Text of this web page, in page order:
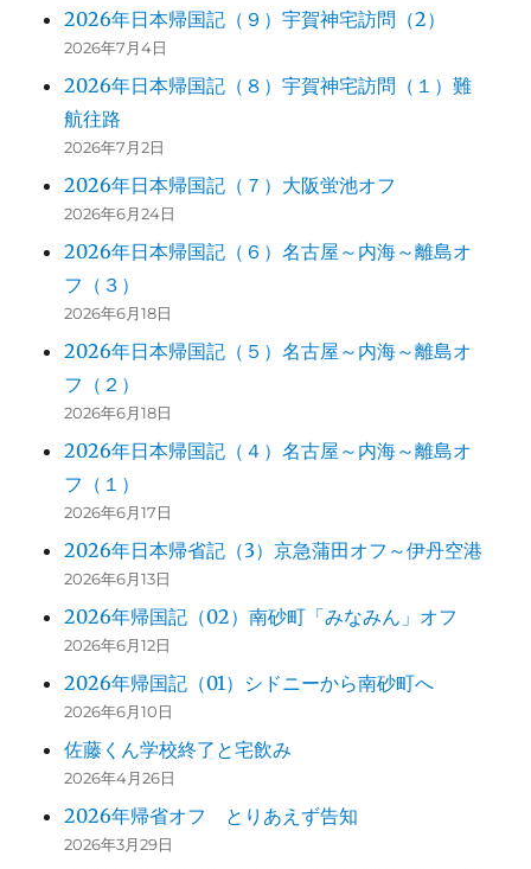
2026年日本帰国記（９）宇賀神宅訪問（2）
2026年7月4日
2026年日本帰国記（８）宇賀神宅訪問（１）難
航往路
2026年7月2日
2026年日本帰国記（７）大阪蛍池オフ
2026年6月24日
2026年日本帰国記（６）名古屋～内海～離島オ
フ（３）
2026年6月18日
2026年日本帰国記（５）名古屋～内海～離島オ
フ（２）
2026年6月18日
2026年日本帰国記（４）名古屋～内海～離島オ
フ（１）
2026年6月17日
2026年日本帰省記（3）京急蒲田オフ～伊丹空港
2026年6月13日
2026年帰国記（02）南砂町「みなみん」オフ
2026年6月12日
2026年帰国記（01）シドニーから南砂町へ
2026年6月10日
佐藤くん学校終了と宅飲み
2026年4月26日
2026年帰省オフ とりあえず告知
2026年3月29日